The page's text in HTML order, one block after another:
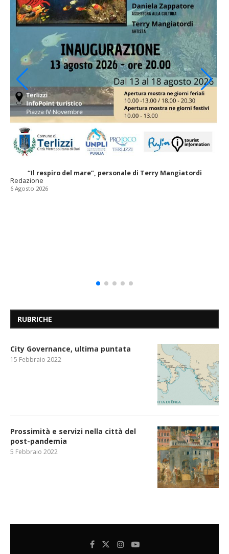
“Il respiro del mare”, personale di Terry Mangiatordi
Redazione
6 Agosto 2026
RUBRICHE
City Governance, ultima puntata
15 Febbraio 2022
Prossimità e servizi nella città del
post-pandemia
5 Febbraio 2022